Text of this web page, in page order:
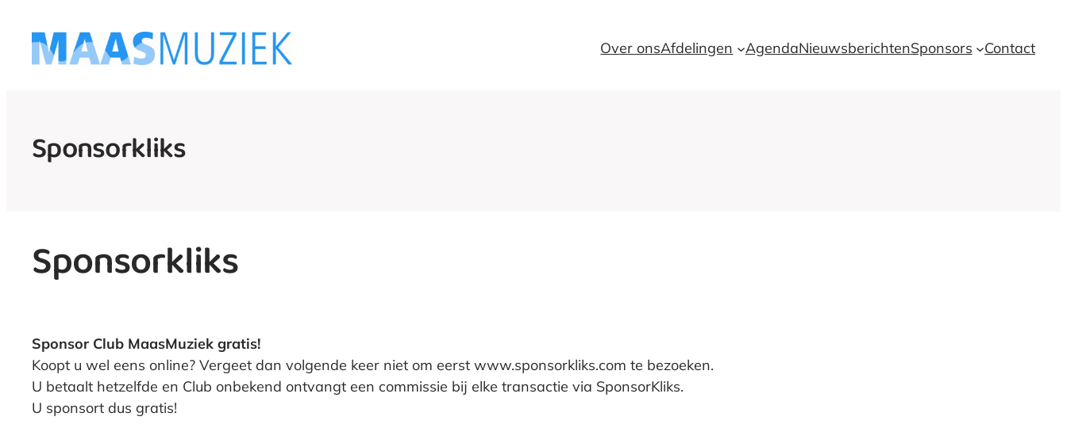
naar
Over onsAfdelingen AgendaNieuwsberichtenSponsors Contact
Sponsorkliks
Sponsorkliks
Sponsor Club MaasMuziek gratis!
Koopt u wel eens online? Vergeet dan volgende keer niet om eerst www.sponsorkliks.com te bezoeken.
U betaalt hetzelfde en Club onbekend ontvangt een commissie bij elke transactie via SponsorKliks.
U sponsort dus gratis!